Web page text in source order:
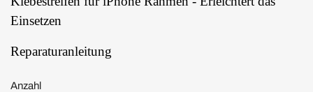
Einsetzen
Reparaturanleitung
Anzahl